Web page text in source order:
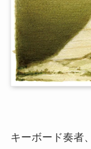
キーボード奏者